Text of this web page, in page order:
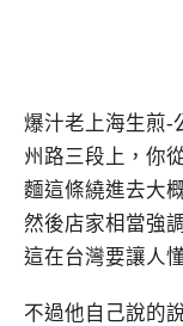
爆汁老上海生煎-
州路三段上，你
麵這條繞進去大
然後店家相當強
這在台灣要讓人
不過他自己說的